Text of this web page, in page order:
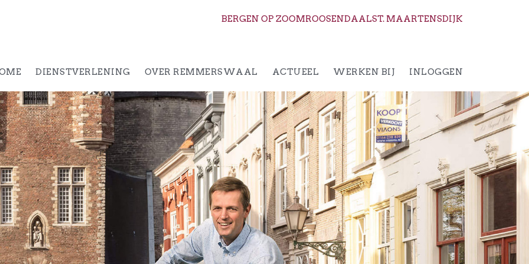
BERGEN OP ZOOMROOSENDAALST. MAARTENSDIJK
DIENSTVERLENING OVER REMMERSWAAL ACTUEEL WERKEN BIJ INLOGGEN